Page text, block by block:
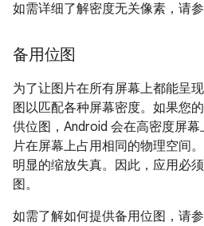
如需详细了解密度无关像素，请
备用位图
为了让图片在所有屏幕上都能呈
图以匹配各种屏幕密度。如果您
供位图，Android 会在高密度屏
片在屏幕上占用相同的物理空间
明显的缩放失真。因此，应用必
图。
如需了解如何提供备用位图，请